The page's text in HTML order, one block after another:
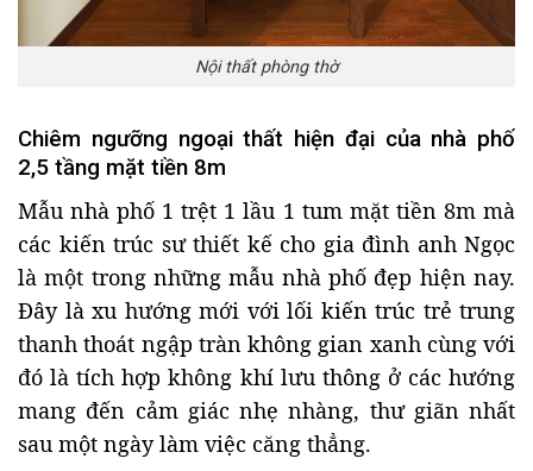
Nội thất phòng thờ
Chiêm ngưỡng ngoại thất hiện đại của nhà phố
2,5 tầng mặt tiền 8m
Mẫu nhà phố 1 trệt 1 lầu 1 tum mặt tiền 8m mà
các kiến trúc sư thiết kế cho gia đình anh Ngọc
là một trong những mẫu nhà phố đẹp hiện nay.
Đây là xu hướng mới với lối kiến trúc trẻ trung
thanh thoát ngập tràn không gian xanh cùng với
đó là tích hợp không khí lưu thông ở các hướng
mang đến cảm giác nhẹ nhàng, thư giãn nhất
sau một ngày làm việc căng thẳng.